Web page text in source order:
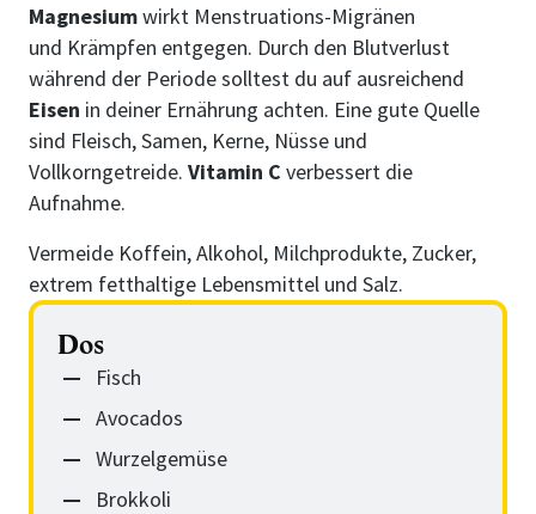
Magnesiumwirkt Menstruations-Migränen
und Krämpfen entgegen. Durch den Blutverlust
während der Periode solltest du auf ausreichend
Eisen in deiner Ernährung achten. Eine gute Quelle
sind Fleisch, Samen, Kerne, Nüsse und
Vollkorngetreide. Vitamin C verbessert die
Aufnahme.
Vermeide Koffein, Alkohol, Milchprodukte, Zucker,
extrem fetthaltige Lebensmittel und Salz.
Dos
Fisch
Avocados
Wurzelgemüse
Brokkoli